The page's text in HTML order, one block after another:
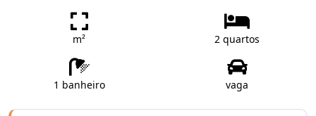
m² 2 quartos
1 banheiro vaga